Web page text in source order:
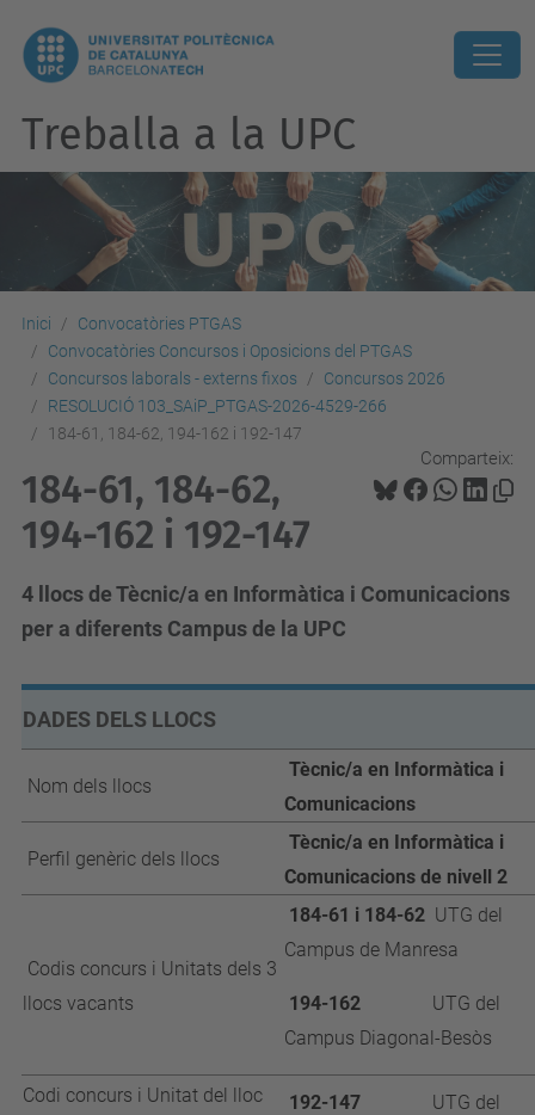
Treballa a la UPC
Inici
Convocatòries PTGAS
Convocatòries Concursos i Oposicions del PTGAS
Concursos laborals - externs fixos
Concursos 2026
RESOLUCIÓ 103_SAiP_PTGAS-2026-4529-266
184-61, 184-62, 194-162 i 192-147
Comparteix:
184-61, 184-62,
194-162 i 192-147
4 llocs de Tècnic/a en Informàtica i Comunicacions
per a diferents Campus de la UPC
DADES DELS LLOCS
Nom dels llocs
Tècnic/a en Informàtica i
Comunicacions
Perfil genèric dels llocs
Tècnic/a en Informàtica i
Comunicacions de nivell 2
Codis concurs i Unitats dels 3
llocs vacants
184-61 i 184-62 UTG del
Campus de Manresa
194-162
UTG del
Campus Diagonal-Besòs
Codi concurs i Unitat del lloc
192-147
UTG del